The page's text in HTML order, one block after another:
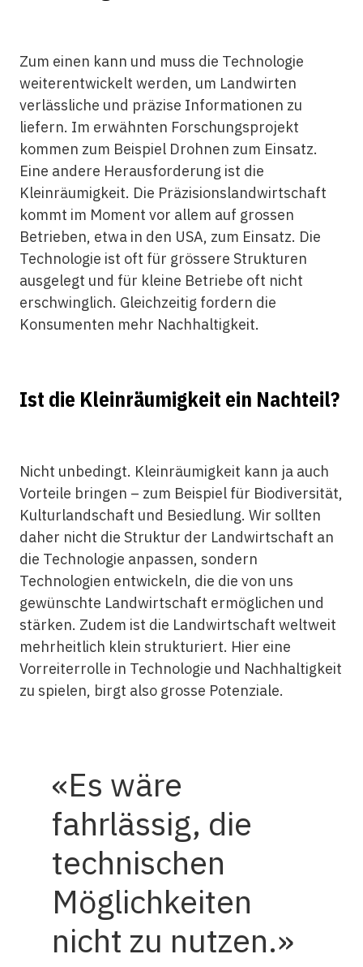
Zum einen kann und muss die Technologie
weiterentwickelt werden, um Landwirten
verlässliche und präzise Informationen zu
liefern. Im erwähnten Forschungsprojekt
kommen zum Beispiel Drohnen zum Einsatz.
Eine andere Herausforderung ist die
Kleinräumigkeit. Die Präzisionslandwirtschaft
kommt im Moment vor allem auf grossen
Betrieben, etwa in den USA, zum Einsatz. Die
Technologie ist oft für grössere Strukturen
ausgelegt und für kleine Betriebe oft nicht
erschwinglich. Gleichzeitig fordern die
Konsumenten mehr Nachhaltigkeit.
Ist die Kleinräumigkeit ein Nachteil?
Nicht unbedingt. Kleinräumigkeit kann ja auch
Vorteile bringen – zum Beispiel für Biodiversität,
Kulturlandschaft und Besiedlung. Wir sollten
daher nicht die Struktur der Landwirtschaft an
die Technologie anpassen, sondern
Technologien entwickeln, die die von uns
gewünschte Landwirtschaft ermöglichen und
stärken. Zudem ist die Landwirtschaft weltweit
mehrheitlich klein strukturiert. Hier eine
Vorreiterrolle in Technologie und Nachhaltigkeit
zu spielen, birgt also grosse Potenziale.
Es wäre
fahrlässig, die
technischen
Möglichkeiten
nicht zu nutzen.